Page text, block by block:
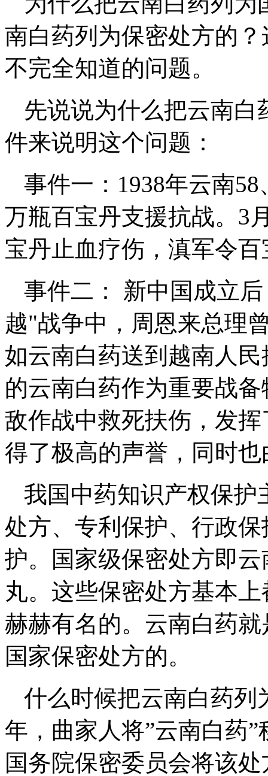
南白药列为保密处方的
不完全知道的问题。
先说说为什么把云南
件来说明这个问题：
事件一：1938年云南
万瓶百宝丹支援抗战。3
宝丹止血疗伤，滇军令
事件二： 新中国成立
越"战争中，周恩来总理
如云南白药送到越南人
的云南白药作为重要战
敌作战中救死扶伤，发
得了极高的声誉，同时
我国中药知识产权保护
处方、专利保护、行政
护。国家级保密处方即
丸。这些保密处方基本
赫赫有名的。云南白药
国家保密处方的。
什么时候把云南白药列
年，曲家人将”云南白药
国务院保密委员会将该